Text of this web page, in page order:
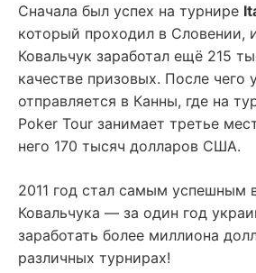
Сначала был успех на турнире
который проходил в Словении,
Ковальчук заработал ещё 215
качестве призовых. После чего
отправляется в Канны, где на
Poker Tour занимает третье
него 170 тысяч долларов США.
2011 год стал самым успешным
Ковальчука — за один год
заработать более миллиона
различных турнирах!